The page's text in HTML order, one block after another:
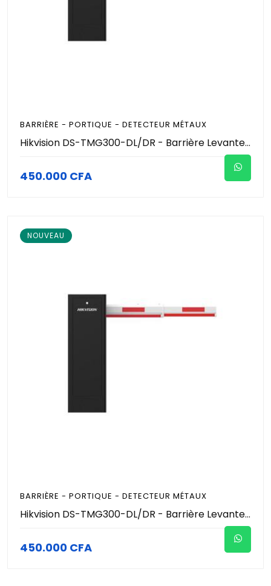
BARRIÈRE - PORTIQUE - DETECTEUR MÉTAUX
Hikvision DS-TMG300-DL/DR - Barrière Levante Automatique de Parking - Lisse Télescopique 2.5m à 4.5m - Sens Gauche/Droit - Vitesse 3-6s - Anti-Écrasement - IP54 - Contrôle Accès Véhicules Pro
450.000 CFA
NOUVEAU
BARRIÈRE - PORTIQUE - DETECTEUR MÉTAUX
Hikvision DS-TMG300-DL/DR - Barrière Levante Automatique de Parking - Lisse Télescopique 3.4m à 6m - Sens Gauche/Droit - Vitesse 3-6s - Anti-Écrasement - IP54 - Contrôle Accès Véhicules Pro
450.000 CFA